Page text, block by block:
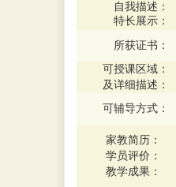
自我描述：
特长展示：
所获证书：
可授课区域：
及详细描述：
可辅导方式：
家教简历：
学员评价：
教学成果：